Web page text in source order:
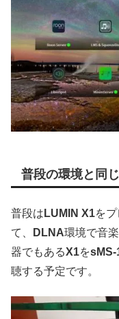
普段の環境と同
普段は LUMIN X1を
て、
DLNA環境で音
器でもあるX1をsMS-
聴する予定です。